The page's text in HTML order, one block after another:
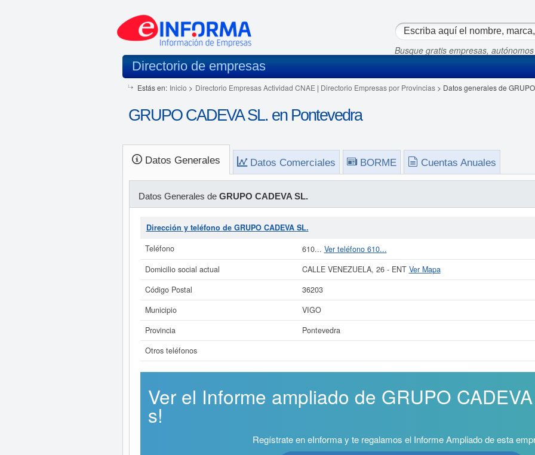
Busque gratis empresas,
Directorio de empresas
Estás en: Inicio > Directorio Empresas Actividad CNAE | Directorio Empresas por Provincias> Datos generales de
GRUPO CADEVA SL. en Pontevedra
Datos Generales Datos Comerciales BORME Cuentas Anuales
Datos Generales de GRUPO CADEVA SL.
Dirección y teléfono de GRUPO CADEVA SL.
Teléfono
610... Ver teléfono 610...
Domicilio social actual
CALLE VENEZUELA, 26 - ENT Ver Mapa
Código Postal
36203
Municipio
VIGO
Provincia
Pontevedra
Otros teléfonos
Ver el Informe ampliado de GRUPO
s!
Regístrate en eInforma y te regalamos el Informe Ampliado de esta